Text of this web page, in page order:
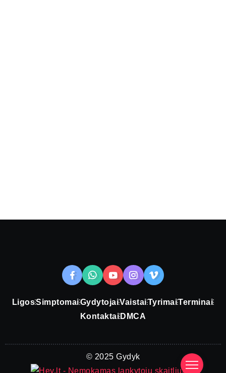
LigosSimptomaiGydytojaiVaistaiTyrimaiTerminai
Kontaktai DMCA
© 2025 Gydyk